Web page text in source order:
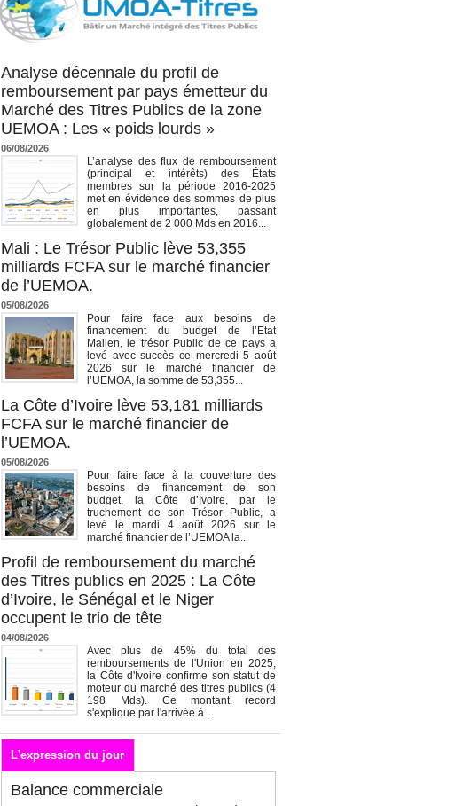
Analyse décennale du profil de
remboursement par pays émetteur du
Marché des Titres Publics de la zone
UEMOA : Les « poids lourds »
06/08/2026
L’analyse des flux de remboursement
(principal et intérêts) des États
membres sur la période 2016-2025
met en évidence des sommes de plus
en plus importantes, passant
globalement de 2 000 Mds en 2016...
Mali : Le Trésor Public lève 53,355
milliards FCFA sur le marché financier
de l’UEMOA.
05/08/2026
Pour faire face aux besoins de
financement du budget de l’Etat
Malien, le trésor Public de ce pays a
levé avec succès ce mercredi 5 août
2026 sur le marché financier de
l’UEMOA, la somme de 53,355...
La Côte d’Ivoire lève 53,181 milliards
FCFA sur le marché financier de
l’UEMOA.
05/08/2026
Pour faire face à la couverture des
besoins de financement de son
budget, la Côte d’Ivoire, par le
truchement de son Trésor Public, a
levé le mardi 4 août 2026 sur le
marché financier de l’UEMOA la...
Profil de remboursement du marché
des Titres publics en 2025 : La Côte
d’Ivoire, le Sénégal et le Niger
occupent le trio de tête
04/08/2026
Avec plus de 45% du total des
remboursements de l'Union en 2025,
la Côte d'Ivoire confirme son statut de
moteur du marché des titres publics (4
198 Mds). Ce montant record
s'explique par l'arrivée à...
L'expression du jour
Balance commerciale